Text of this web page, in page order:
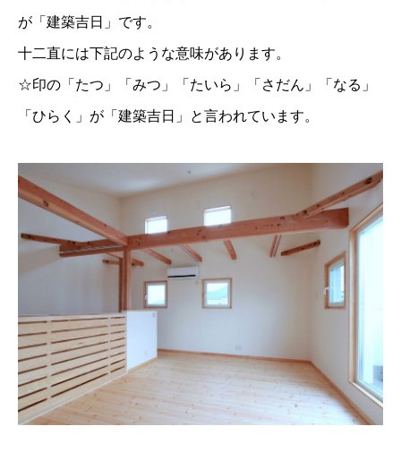
が「建築吉日」です。
十二直には下記のような意味があります。
☆印の「たつ」「みつ」「たいら」「さだん」「なる」
「ひらく」が「建築吉日」と言われています。